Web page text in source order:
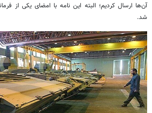
آن‌ها ارسال کردیم؛ البته این نامه با امضای یکی از
شد.